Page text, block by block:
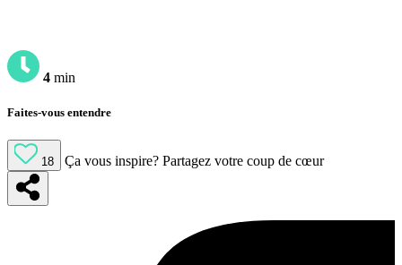
4 min
Faites-vous entendre
18 Ça vous inspire? Partagez votre coup de cœur